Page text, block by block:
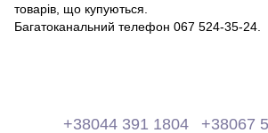
товарів, що купуються.
Багатоканальний телефон 067 524-35-24.
+38044 391 1804 +38067